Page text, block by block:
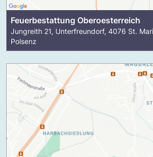
Feuerbestattung Oberoesterreich
Jungreith 21, Unterfreundorf, 4076 St.
Polsenz